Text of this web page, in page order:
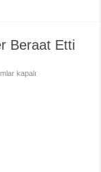
Beraat Etti
kapalı